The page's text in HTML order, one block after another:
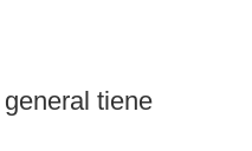
tiene